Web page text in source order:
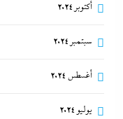
أكتوبر 2024
سبتمبر 2024
أغسطس 2024
يوليو 2024